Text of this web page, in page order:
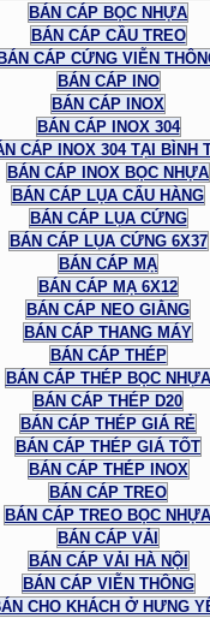
BÁN CÁP BỌC NHỰA
BÁN CÁP CẦU TREO
CÁP CỨNG VIỄN
BÁN CÁP INO
BÁN CÁP INOX
BÁN CÁP INOX 304
CÁP INOX 304 TẠI BÌNH
BÁN CÁP INOX BỌC NHỰA
BÁN CÁP LỤA CẨU HÀNG
BÁN CÁP LỤA CỨNG
BÁN CÁP LỤA CỨNG 6X37
BÁN CÁP MẠ
BÁN CÁP MẠ 6X12
BÁN CÁP NEO GIẰNG
BÁN CÁP THANG MÁY
BÁN CÁP THÉP
BÁN CÁP THÉP BỌC NHỰA
BÁN CÁP THÉP D20
BÁN CÁP THÉP GIÁ RẺ
BÁN CÁP THÉP GIÁ TỐT
BÁN CÁP THÉP INOX
BÁN CÁP TREO
BÁN CÁP TREO BỌC NHỰA
BÁN CÁP VẢI
BÁN CÁP VẢI HÀ NỘI
BÁN CÁP VIỄN THÔNG
CHO KHÁCH Ở HƯNG